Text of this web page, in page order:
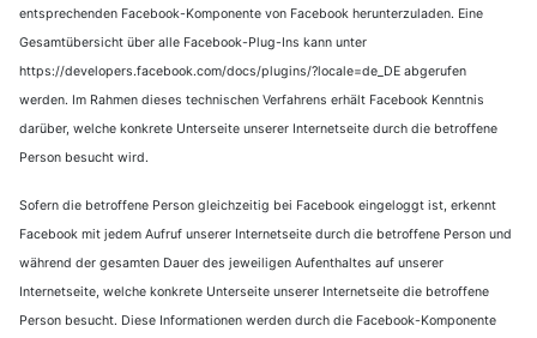
entsprechenden Facebook-Komponente von Facebook herunterzuladen. Eine
Gesamtübersicht über alle Facebook-Plug-Ins kann unter
https://developers.facebook.com/docs/plugins/?locale=de_DE abgerufen
werden. Im Rahmen dieses technischen Verfahrens erhält Facebook Kenntnis
darüber, welche konkrete Unterseite unserer Internetseite durch die betroffene
Person besucht wird.
Sofern die betroffene Person gleichzeitig bei Facebook eingeloggt ist, erkennt
Facebook mit jedem Aufruf unserer Internetseite durch die betroffene Person und
während der gesamten Dauer des jeweiligen Aufenthaltes auf unserer
Internetseite, welche konkrete Unterseite unserer Internetseite die betroffene
Person besucht. Diese Informationen werden durch die Facebook-Komponente